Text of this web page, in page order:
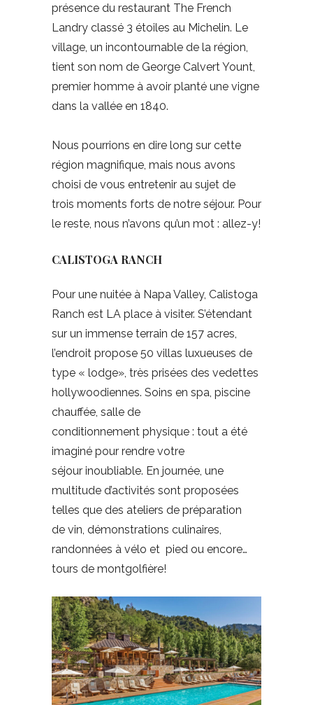
présence du restaurant The French
Landry classé 3 étoiles au Michelin. Le
village, un incontournable de la région,
tient son nom de George Calvert Yount,
premier homme à avoir planté une vigne
dans la vallée en 1840.
Nous pourrions en dire long sur cette
région magnifique, mais nous avons
choisi de vous entretenir au sujet de
trois moments forts de notre séjour. Pour
le reste, nous n’avons qu’un mot : allez-y!
CALISTOGA RANCH
Pour une nuitée à Napa Valley, Calistoga
Ranch est LA place à visiter. S’étendant
sur un immense terrain de 157 acres,
l’endroit propose 50 villas luxueuses de
type « lodge», très prisées des vedettes
hollywoodiennes. Soins en spa, piscine
chauffée, salle de
conditionnement physique : tout a été
imaginé pour rendre votre
séjour inoubliable. En journée, une
multitude d’activités sont proposées
telles que des ateliers de préparation
de vin, démonstrations culinaires,
randonnées à vélo et pied ou encore…
tours de montgolfière!